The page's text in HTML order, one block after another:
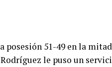
posesión 51-49 en la
le puso un